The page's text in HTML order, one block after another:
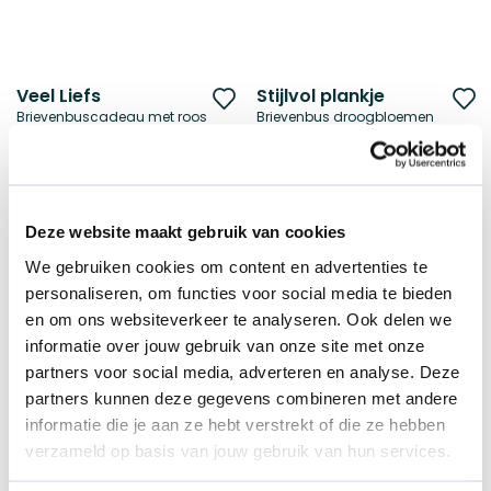
Deze website maakt gebruik van cookies
We gebruiken cookies om content en advertenties te
personaliseren, om functies voor social media te bieden
en om ons websiteverkeer te analyseren. Ook delen we
informatie over jouw gebruik van onze site met onze
partners voor social media, adverteren en analyse. Deze
partners kunnen deze gegevens combineren met andere
informatie die je aan ze hebt verstrekt of die ze hebben
verzameld op basis van jouw gebruik van hun services.
Veel Liefs
Brievenbuscadeau met roos
Voeg
toe
Stijlvol plankje
Brievenbus droogbloemen
Duurzame keuze
Happy yellow
Brievenbuspakket
vanaf
Voeg
toe
Duurzame keuze
Verwenritueel
Marie-Stella-Maris | No.12 Objets d’Amsterdam
vanaf